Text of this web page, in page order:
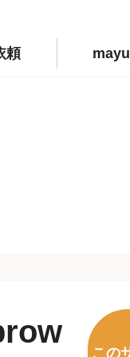
頼
この